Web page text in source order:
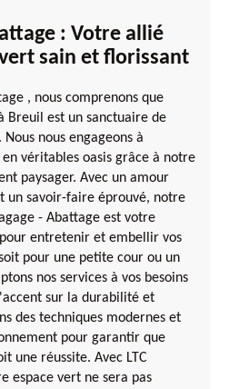
: Votre allié
sain et florissant
, nous comprenons que
Breuil est un sanctuaire de
nous engageons à
véritables oasis grâce à notre
paysager. Avec un amour
un savoir-faire éprouvé, notre
- Abattage est votre
entretenir et embellir vos
pour une petite cour ou un
nos services à vos besoins
sur la durabilité et
des techniques modernes et
pour garantir que
une réussite. Avec LTC
espace vert ne sera pas